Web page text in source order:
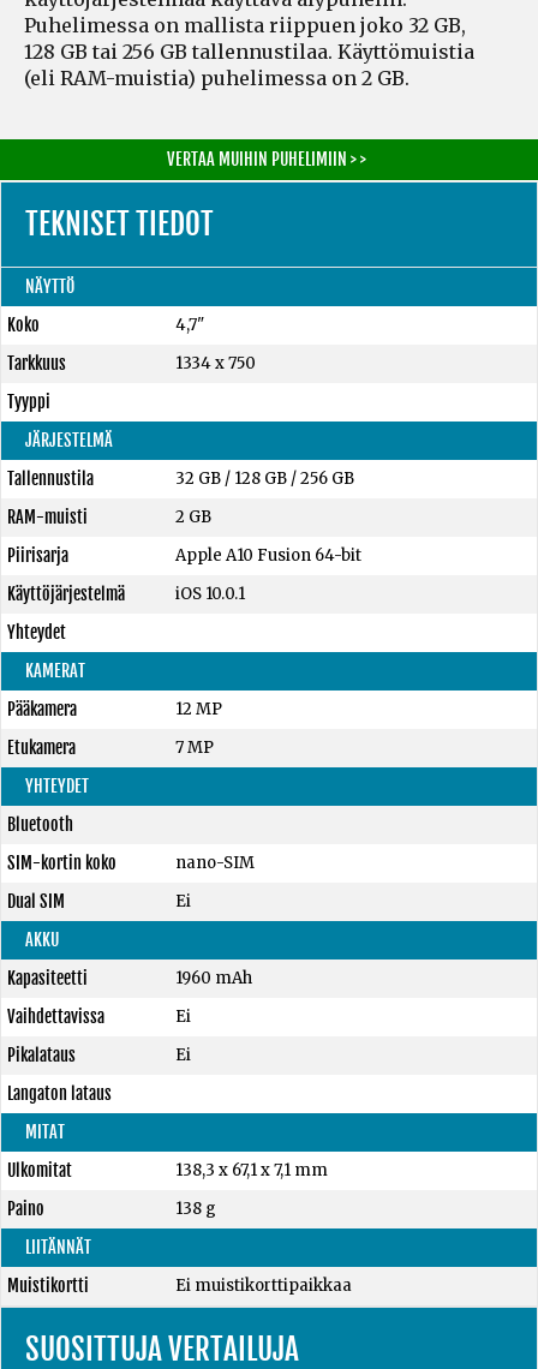
Puhelimessa on mallista riippuen joko 32 GB,
128 GB tai 256 GB tallennustilaa. Käyttömuistia
(eli RAM-muistia) puhelimessa on 2 GB.
VERTAA MUIHIN PUHELIMIIN > >
TEKNISET TIEDOT
NÄYTTÖ
Koko
4,7"
Tarkkuus
1334 x 750
Tyyppi
JÄRJESTELMÄ
Tallennustila
32 GB/ 128 GB/256 GB
RAM-muisti
2 GB
Piirisarja
Apple A10 Fusion 64-bit
Käyttöjärjestelmä
iOS 10.0.1
Yhteydet
KAMERAT
Pääkamera
12 MP
Etukamera
7 MP
YHTEYDET
Bluetooth
SIM-kortin koko
nano-SIM
Dual SIM
Ei
AKKU
Kapasiteetti
1960 mAh
Vaihdettavissa
Ei
Pikalataus
Ei
Langaton lataus
MITAT
Ulkomitat
138,3 x 67,1 x 7,1 mm
Paino
138 g
LIITÄNNÄT
Muistikortti
Ei muistikorttipaikkaa
SUOSITTUJA VERTAILUJA